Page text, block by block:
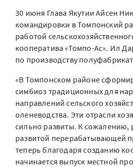
30 июня Глава Якутии Айсен
командировки в Томпонский
работой
кооператива «Томпо-Ас». Ил
по производству
«В Томпонском районе
симбиоз традиционных для
направлений сельского
оленеводства. Эти отрасли
сильно развиты. К сожалению,
развитой перерабатывающей
теперь благодаря созданию
начинается выпуск местной